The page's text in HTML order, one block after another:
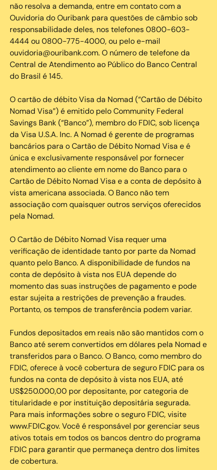
não resolva a demanda, entre em contato com a
Ouvidoria do Ouribank para questões de câmbio sob
responsabilidade deles, nos telefones 0800-603-
4444 ou 0800-775-4000, ou pelo e-mail
ouvidoria@ouribank.com. O número de telefone da
Central de Atendimento ao Público do Banco Central
do Brasil é 145.
O cartão de débito Visa da Nomad (“Cartão de Débito
Nomad Visa”) é emitido pelo Community Federal
Savings Bank (“Banco”), membro do FDIC, sob licença
da Visa U.S.A. Inc. A Nomad é gerente de programas
bancários para o Cartão de Débito Nomad Visa e é
única e exclusivamente responsável por fornecer
atendimento ao cliente em nome do Banco para o
Cartão de Débito Nomad Visa e a conta de depósito à
vista americana associada. O Banco não tem
associação com quaisquer outros serviços oferecidos
pela Nomad.
O Cartão de Débito Nomad Visa requer uma
verificação de identidade tanto por parte da Nomad
quanto pelo Banco. A disponibilidade de fundos na
conta de depósito à vista nos EUA depende do
momento das suas instruções de pagamento e pode
estar sujeita a restrições de prevenção a fraudes.
Portanto, os tempos de transferência podem variar.
Fundos depositados em reais não são mantidos com o
Banco até serem convertidos em dólares pela Nomad e
transferidos para o Banco. O Banco, como membro do
FDIC, oferece à você cobertura de seguro FDIC para os
fundos na conta de depósito à vista nos EUA, até
US$250.000,00 por depositante, por categoria de
titularidade e por instituição depositária segurada.
Para mais informações sobre o seguro FDIC, visite
www.FDIC.gov. Você é responsável por gerenciar seus
ativos totais em todos os bancos dentro do programa
FDIC para garantir que permaneça dentro dos limites
de cobertura.